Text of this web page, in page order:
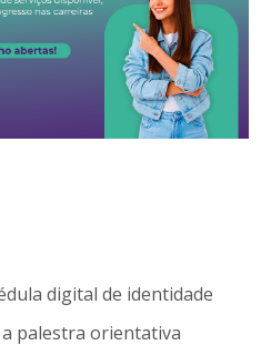
digital de identidade
palestra orientativa